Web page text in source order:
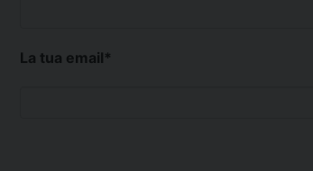
La tua email*